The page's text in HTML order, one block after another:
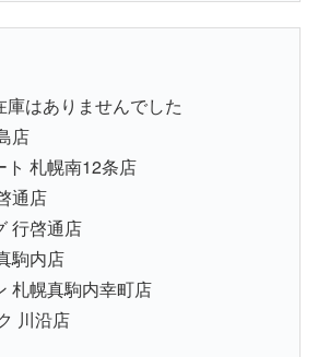
はありませんでした
店
ト 札幌南12条店
通店
行啓通店
駒内店
札幌真駒内幸町店
川沿店